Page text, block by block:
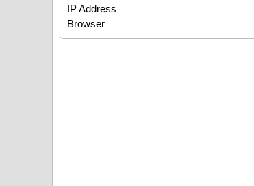
IP Address
Browser